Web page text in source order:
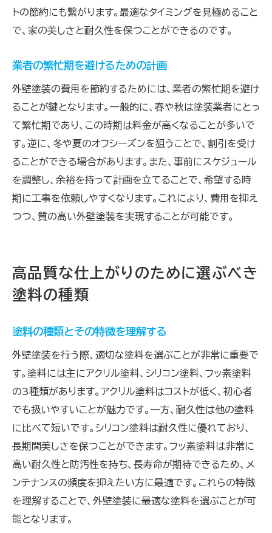
トの節約にも繋がります。最適なタイミングを見極めること
で、家の美しさと耐久性を保つことができるのです。
業者の繁忙期を避けるための計画
外壁塗装の費用を節約するためには、業者の繁忙期を避け
ることが鍵となります。一般的に、春や秋は塗装業者にとっ
て繁忙期であり、この時期は料金が高くなることが多いで
す。逆に、冬や夏のオフシーズンを狙うことで、割引を受け
ることができる場合があります。また、事前にスケジュール
を調整し、余裕を持って計画を立てることで、希望する時
期に工事を依頼しやすくなります。これにより、費用を抑え
つつ、質の高い外壁塗装を実現することが可能です。
高品質な仕上がりのために選ぶべき
塗料の種類
塗料の種類とその特徴を理解する
外壁塗装を行う際、適切な塗料を選ぶことが非常に重要で
す。塗料には主にアクリル塗料、シリコン塗料、フッ素塗料
の3種類があります。アクリル塗料はコストが低く、初心者
でも扱いやすいことが魅力です。一方、耐久性は他の塗料
に比べて短いです。シリコン塗料は耐久性に優れており、
長期間美しさを保つことができます。フッ素塗料は非常に
高い耐久性と防汚性を持ち、長寿命が期待できるため、メ
ンテナンスの頻度を抑えたい方に最適です。これらの特徴
を理解することで、外壁塗装に最適な塗料を選ぶことが可
能となります。